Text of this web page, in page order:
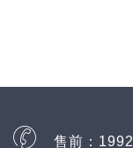
售前：